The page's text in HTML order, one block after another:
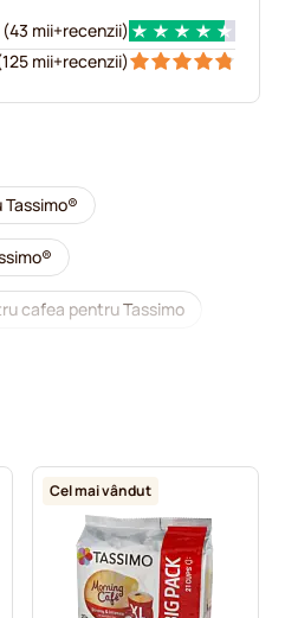
(43 mii+recenzii)
125 mii+recenzii)
cafea pentru Tassimo
L'OR pentru Tassimo
pentru Tassimo
Cel mai vândut